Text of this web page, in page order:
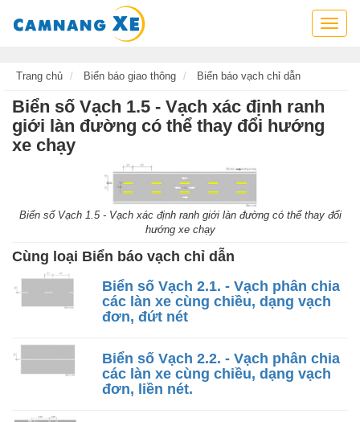
Cẩm
xe
Trang chủ Biển báo giao thông Biển báo vạch chỉ dẫn
Biển số Vạch 1.5 - Vạch xác định ranh
giới làn đường có thể thay đổi hướng
xe chạy
Biển số Vạch 1.5 - Vạch xác định ranh giới làn đường có thể thay đổi
hướng xe chạy
Cùng loại Biển báo vạch chỉ dẫn
Biển số Vạch 2.1. - Vạch phân chia
các làn xe cùng chiều, dạng vạch
đơn, đứt nét
Biển số Vạch 2.2. - Vạch phân chia
các làn xe cùng chiều, dạng vạch
đơn, liền nét.